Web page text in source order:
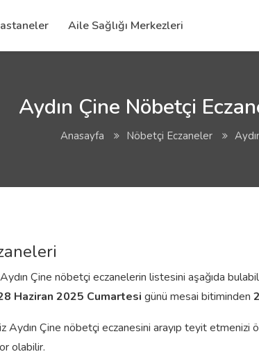
Aile Sağlığı Merkezleri
Aydın Çine Nöbetçi
Anasayfa Nöbetçi Eczaneler
Çine nöbetçi eczanelerin listesini aşağıda
Haziran 2025 Cumartesi günü mesai bitiminden
Aydın Çine nöbetçi eczanesini arayıp teyit
olabilir.